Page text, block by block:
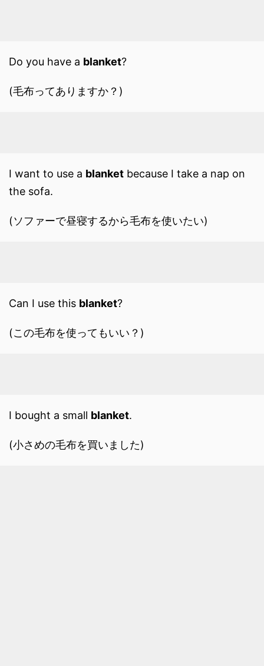
Do you have a blanket?
(毛布ってありますか？)
I want to use a blanket because I take a nap on
the sofa.
(ソファーで昼寝するから毛布を使いたい)
Can I use this blanket?
(この毛布を使ってもいい？)
I bought a small blanket.
(小さめの毛布を買いました)